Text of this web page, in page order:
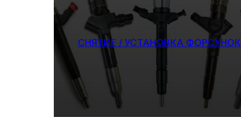
СНЯТИЕ / УСТАНОВКА ФОРСУНОК